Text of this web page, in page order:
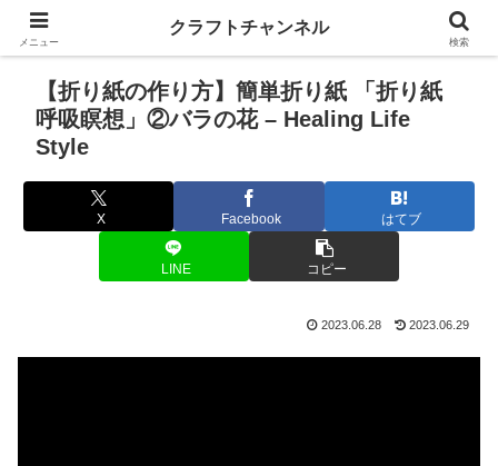
【折り紙の作り方】簡単折り紙 「折り紙
呼吸瞑想」②バラの花 – Healing Life
Style
X Facebook はてブ
LINE コピー
2023.06.28 2023.06.29
メニュー
クラフトチャンネル
検索